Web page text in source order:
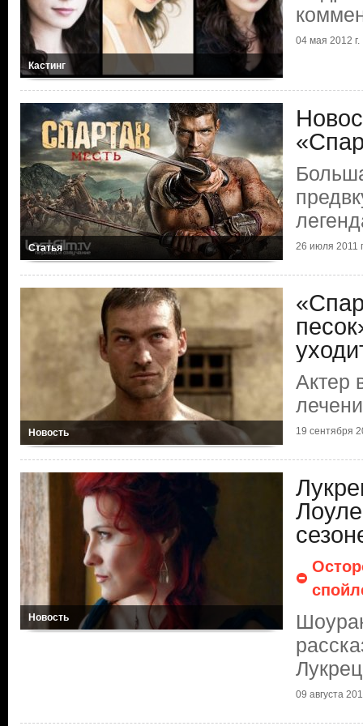
Кастинг
04 мая 2012 г.
Статья 26 июля 2011
Новость
Актер
19 сентября
Новость
09 августа